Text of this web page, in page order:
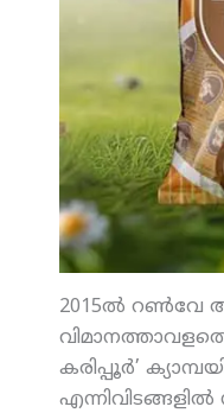
2015ല്‍ റണ്‍വേ
കരിപ്പൂര്‍’